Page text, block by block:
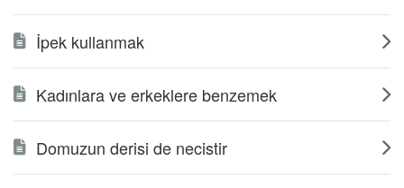
İpek kullanmak
Kadınlara ve erkeklere benzemek
Domuzun derisi de necistir